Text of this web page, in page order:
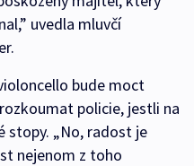
uvedla mluvčí
bude moct
policie, jestli na
stopy. „No, radost je
nejenom z toho